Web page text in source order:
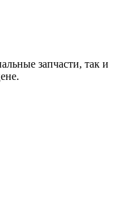
запчасти, так и